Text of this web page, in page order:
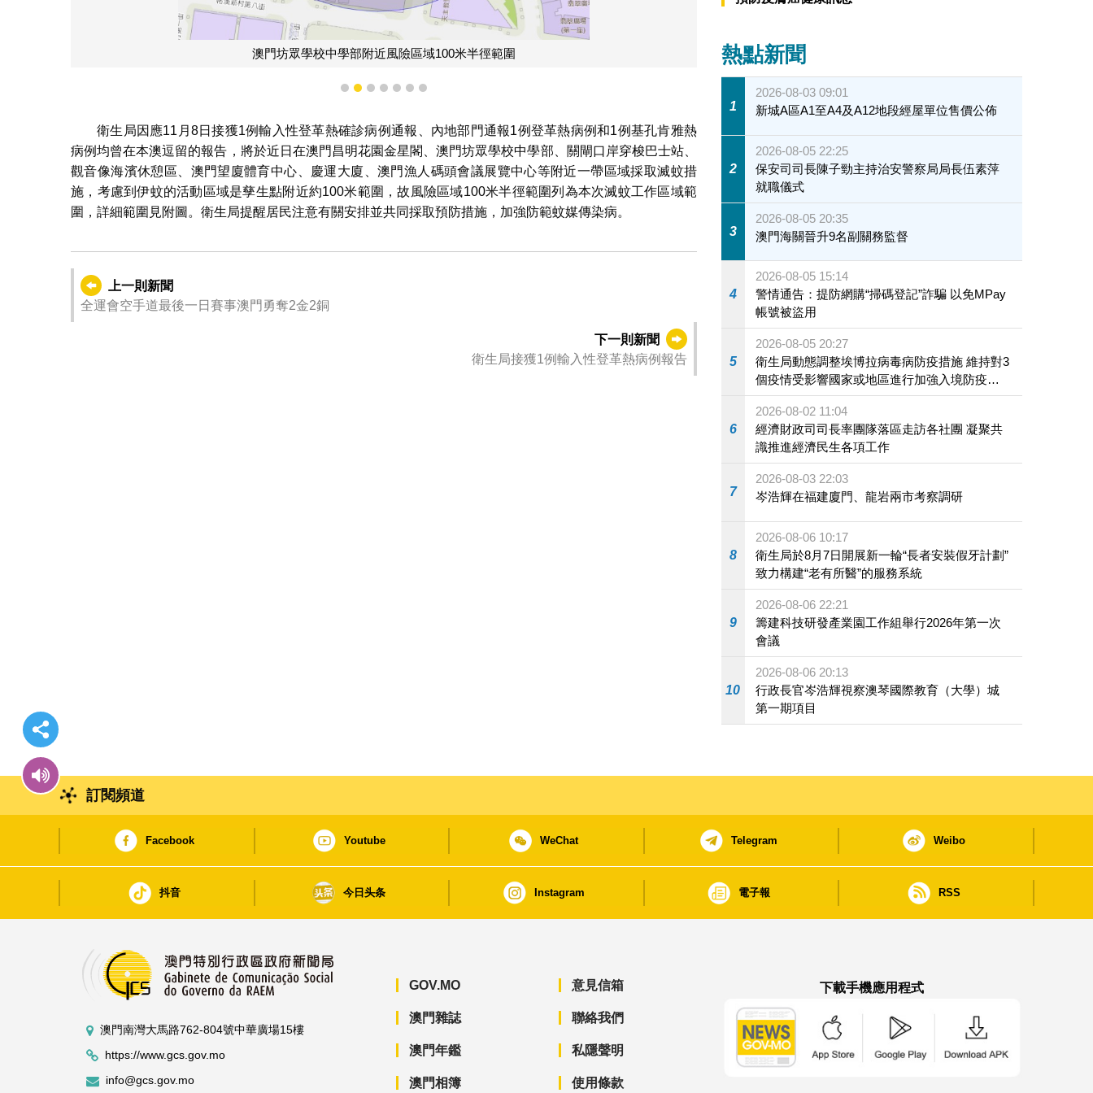
澳門坊眾學校中學部附近風險區域100米半徑範圍
1 2 3 4 5 6 7
衛生局因應11月8日接獲1例輸入性登革熱確診病例通報、內地部門通報1例登革熱病例和1例基孔肯雅熱
病例均曾在本澳逗留的報告，將於近日在澳門昌明花園金星閣、澳門坊眾學校中學部、關閘口岸穿梭巴士站、
觀音像海濱休憩區、澳門望廈體育中心、慶運大廈、澳門漁人碼頭會議展覽中心等附近一帶區域採取滅蚊措
施，考慮到伊蚊的活動區域是孳生點附近約100米範圍，故風險區域100米半徑範圍列為本次滅蚊工作區域範
圍，詳細範圍見附圖。衛生局提醒居民注意有關安排並共同採取預防措施，加強防範蚊媒傳染病。
上一則新聞
全運會空手道最後一日賽事澳門勇奪2金2銅
下一則新聞
衛生局接獲1例輸入性登革熱病例報告
熱點新聞
1
2026-08-03 09:01
新城A區A1至A4及A12地段經屋單位售價公佈
2
2026-08-05 22:25
保安司司長陳子勁主持治安警察局局長伍素萍
就職儀式
3
2026-08-05 20:35
澳門海關晉升9名副關務監督
4
2026-08-05 15:14
警情通告：提防網購“掃碼登記”詐騙 以免MPay
帳號被盜用
5
2026-08-05 20:27
衛生局動態調整埃博拉病毒病防疫措施 維持對3
個疫情受影響國家或地區進行加強入境防疫措
施
6
2026-08-02 11:04
經濟財政司司長率團隊落區走訪各社團 凝聚共
識推進經濟民生各項工作
7
2026-08-03 22:03
岑浩輝在福建廈門、龍岩兩市考察調研
8
2026-08-06 10:17
衛生局於8月7日開展新一輪“長者安裝假牙計劃”
致力構建“老有所醫”的服務系統
9
2026-08-06 22:21
籌建科技研發產業園工作組舉行2026年第一次
會議
10
2026-08-06 20:13
行政長官岑浩輝視察澳琴國際教育（大學）城
第一期項目
訂閱頻道
Facebook Youtube WeChat Telegram Weibo
抖音 今日头条 Instagram 電子報 RSS
澳門南灣大馬路762-804號中華廣場15樓
https://www.gcs.gov.mo
info@gcs.gov.mo
GOV.MO
澳門雜誌
澳門年鑑
澳門相簿
意見信箱
聯絡我們
私隱聲明
使用條款
下載手機應用程式